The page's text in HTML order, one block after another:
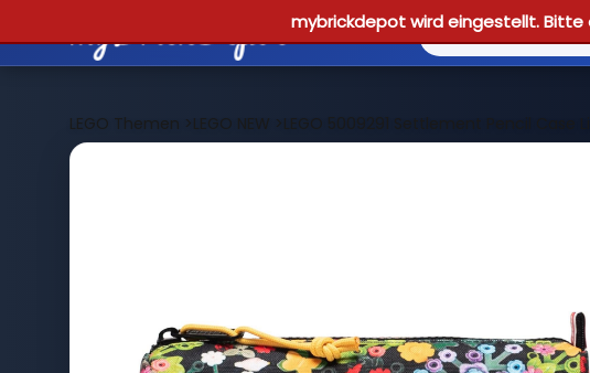
mybrickdepot wird eingestellt. Bitte
LEGO Themen >LEGO NEW >LEGO 5009291 Settlement Pencil Case